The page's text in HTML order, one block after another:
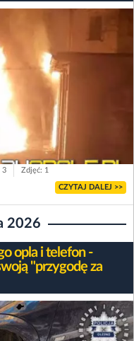
3 Zdjęć: 1
CZYTAJ DALEJ >>
2026
opla i telefon -
"przygodę za